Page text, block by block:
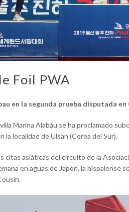
Foil PWA
en la segunda prueba disputada en
Marina Alabáu se ha proclamado
localidad de Ulsan (Corea del Sur).
citas asiáticas del circuito de la
en aguas de Japón, la hispalense